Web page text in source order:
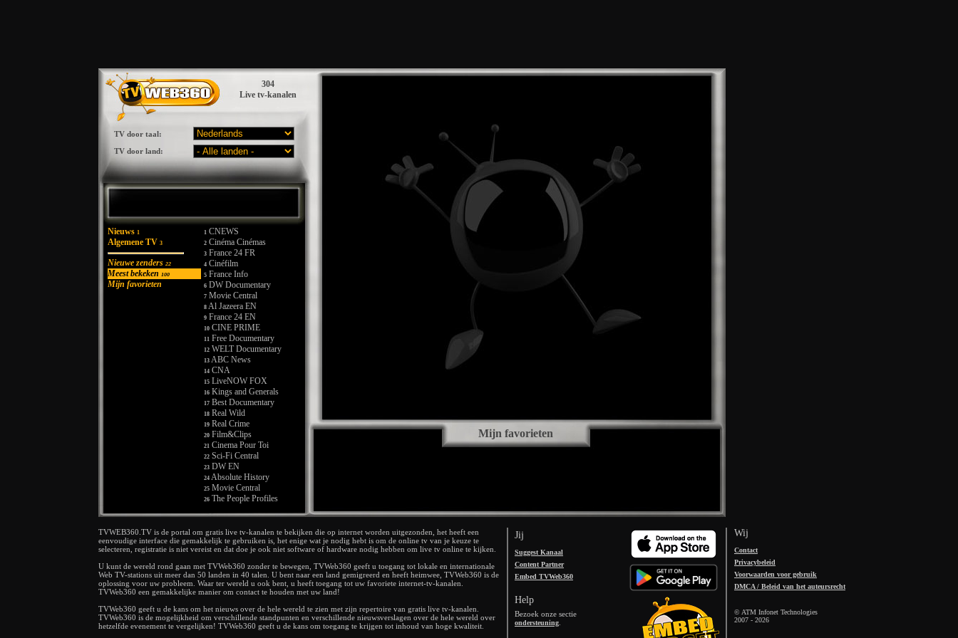
304
Live tv-kanalen
TV door taal:
TV door land:
Nieuws 1
Algemene TV 3
Nieuwe zenders 22
Meest bekeken 100
Mijn favorieten
1 CNEWS
2 Cinéma Cinémas
3 France 24 FR
4 Cinéfilm
5 France Info
6 DW Documentary
7 Movie Central
8 Al Jazeera EN
9 France 24 EN
10 CINE PRIME
11 Free Documentary
12 WELT Documentary
13 ABC News
14 CNA
15 LiveNOW FOX
16 Kings and Generals
17 Best Documentary
18 Real Wild
19 Real Crime
20 Film&Clips
21 Cinema Pour Toi
22 Sci-Fi Central
23 DW EN
24 Absolute History
25 Movie Central
26 The People Profiles
Real Stories
29V Movies
30Flix For Free
31BFM TV
32Spark
33 Disney Junior
34V Movies
35Film&Clips
36 Euronews FR
37Euronews EN
38NBC News
Mijn favorieten
TVWEB360.TV is de portal om gratis live tv-kanalen te bekijken die op internet worden uitgezonden, het heeft een
eenvoudige interface die gemakkelijk te gebruiken is, het enige wat je nodig hebt is om de online tv van je keuze te
selecteren, registratie is niet vereist en dat doe je ook niet software of hardware nodig hebben om live tv online te kijken.
U kunt de wereld rond gaan met TVWeb360 zonder te bewegen, TVWeb360 geeft u toegang tot lokale en internationale
Web TV-stations uit meer dan 50 landen in 40 talen. U bent naar een land gemigreerd en heeft heimwee, TVWeb360 is de
oplossing voor uw probleem. Waar ter wereld u ook bent, u heeft toegang tot uw favoriete internet-tv-kanalen.
TVWeb360 een gemakkelijke manier om contact te houden met uw land!
TVWeb360 geeft u de kans om het nieuws over de hele wereld te zien met zijn repertoire van gratis live tv-kanalen.
TVWeb360 is de mogelijkheid om verschillende standpunten en verschillende nieuwsverslagen over de hele wereld over
hetzelfde evenement te vergelijken! TVWeb360 geeft u de kans om toegang te krijgen tot inhoud van hoge kwaliteit.
Jij
Suggest Kanaal
Content Partner
Embed TVWeb360
Help
Bezoek onze sectie
ondersteuning
Wij
Contact
Privacybeleid
Voorwaarden voor gebruik
DMCA / Beleid van het auteursrecht
© ATM Infonet Technologies
2007 - 2026